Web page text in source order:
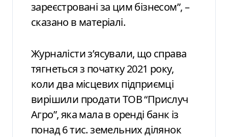
зареєстровані за цим бізнесом”, –
сказано в матеріалі.
Журналісти зʼясували, що справа
тягнеться з початку 2021 року,
коли два місцевих підприємці
вирішили продати ТОВ “Прислуч
Агро”, яка мала в оренді банк із
понад 6 тис. земельних ділянок